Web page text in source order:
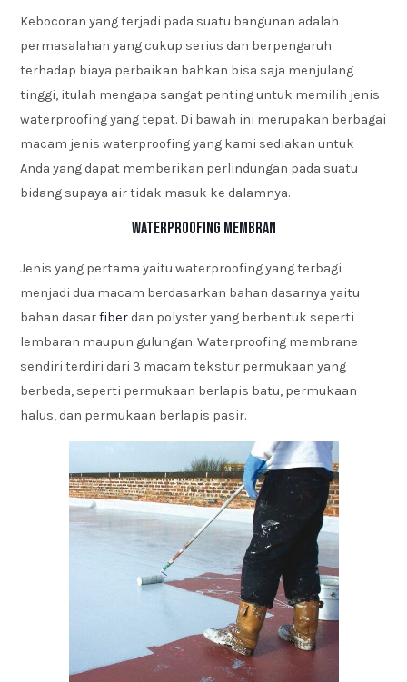
Kebocoran yang terjadi pada suatu bangunan adalah
permasalahan yang cukup serius dan berpengaruh
terhadap biaya perbaikan bahkan bisa saja menjulang
tinggi, itulah mengapa sangat penting untuk memilih jenis
waterproofing yang tepat. Di bawah ini merupakan berbagai
macam jenis waterproofing yang kami sediakan untuk
Anda yang dapat memberikan perlindungan pada suatu
bidang supaya air tidak masuk ke dalamnya.
Waterproofing Membran
Jenis yang pertama yaitu waterproofing yang terbagi
menjadi dua macam berdasarkan bahan dasarnya yaitu
bahan dasarfiberdan polyster yang berbentuk seperti
lembaran maupun gulungan. Waterproofing membrane
sendiri terdiri dari 3 macam tekstur permukaan yang
berbeda, seperti permukaan berlapis batu, permukaan
halus, dan permukaan berlapis pasir.